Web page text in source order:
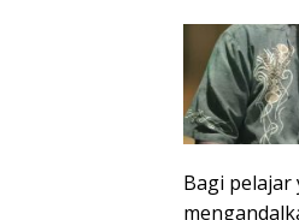
Bagi